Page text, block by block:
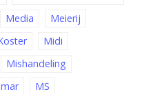
Media
Meierij
Midi
Mishandeling
MS